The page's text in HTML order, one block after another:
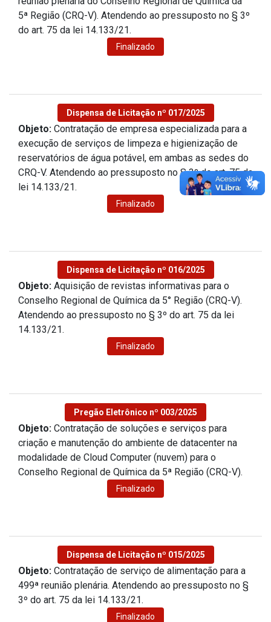
5ª Região (CRQ-V). Atendendo ao pressuposto no § 3º
do art. 75 da lei 14.133/21.
Finalizado
Dispensa de Licitação nº 017/2025
Objeto: Contratação de empresa especializada para a
execução de serviços de limpeza e higienização de
reservatórios de água potável, em ambas as sedes do
CRQ-V. Atendendo ao pressuposto no § 3º do art. 75 da
lei 14.133/21.
Finalizado
Dispensa de Licitação nº 016/2025
Objeto: Aquisição de revistas informativas para o
Conselho Regional de Química da 5° Região (CRQ-V).
Atendendo ao pressuposto no § 3º do art. 75 da lei
14.133/21.
Finalizado
Pregão Eletrônico nº 003/2025
Objeto: Contratação de soluções e serviços para
criação e manutenção do ambiente de datacenter na
modalidade de Cloud Computer (nuvem) para o
Conselho Regional de Química da 5ª Região (CRQ-V).
Finalizado
Dispensa de Licitação nº 015/2025
Objeto: Contratação de serviço de alimentação para a
499ª reunião plenária. Atendendo ao pressuposto no §
3º do art. 75 da lei 14.133/21.
Finalizado